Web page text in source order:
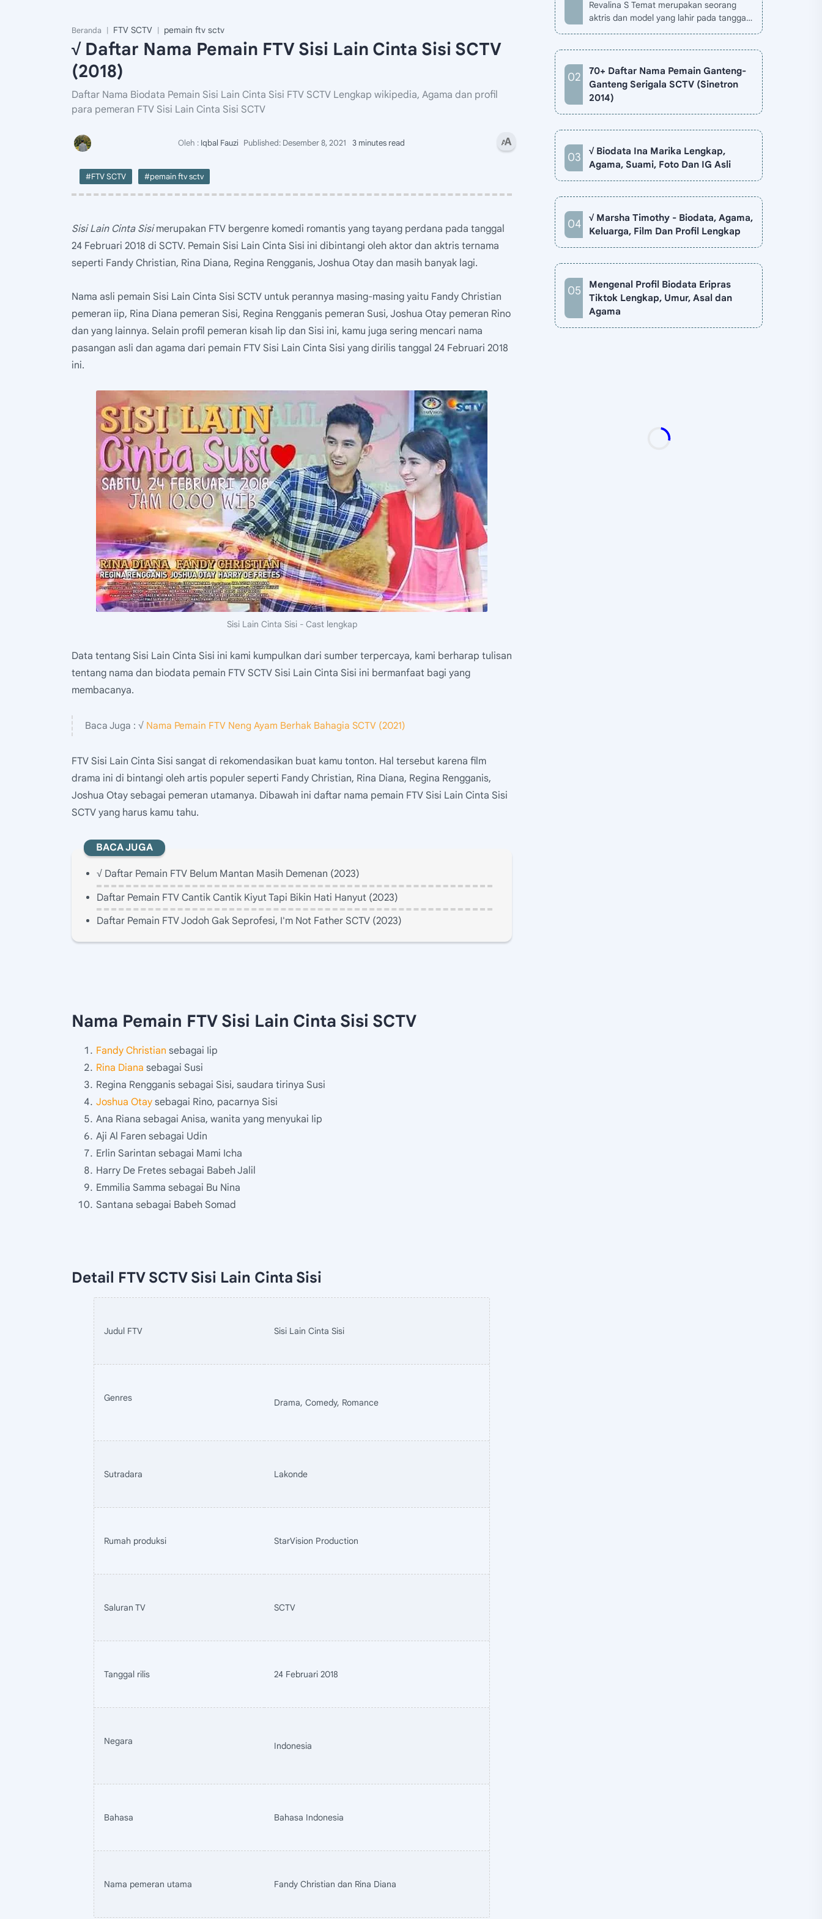
Beranda FTV SCTV pemain ftv sctv
√ Daftar Nama Pemain FTV Sisi Lain Cinta Sisi SCTV
(2018)
Daftar Nama Biodata Pemain Sisi Lain Cinta Sisi FTV SCTV Lengkap wikipedia, Agama dan profil
para pemeran FTV Sisi Lain Cinta Sisi SCTV
3 minutes read
#FTV SCTV #pemain ftv sctv
Sisi Lain Cinta Sisimerupakan FTV bergenre komedi romantis yang tayang perdana pada tanggal
24 Februari 2018 di SCTV. Pemain Sisi Lain Cinta Sisi ini dibintangi oleh aktor dan aktris ternama
seperti Fandy Christian, Rina Diana, Regina Rengganis, Joshua Otay dan masih banyak lagi.
Nama asli pemain Sisi Lain Cinta Sisi SCTV untuk perannya masing-masing yaitu Fandy Christian
pemeran iip, Rina Diana pemeran Sisi, Regina Rengganis pemeran Susi, Joshua Otay pemeran Rino
dan yang lainnya. Selain profil pemeran kisah lip dan Sisi ini, kamu juga sering mencari nama
pasangan asli dan agama dari pemain FTV Sisi Lain Cinta Sisi yang dirilis tanggal 24 Februari 2018
ini.
Sisi Lain Cinta Sisi - Cast lengkap
Data tentang Sisi Lain Cinta Sisi ini kami kumpulkan dari sumber terpercaya, kami berharap tulisan
tentang nama dan biodata pemain FTV SCTV Sisi Lain Cinta Sisi ini bermanfaat bagi yang
membacanya.
Baca Juga : √ Nama Pemain FTV Neng Ayam Berhak Bahagia SCTV (2021)
FTV Sisi Lain Cinta Sisi sangat di rekomendasikan buat kamu tonton. Hal tersebut karena film
drama ini di bintangi oleh artis populer seperti Fandy Christian, Rina Diana, Regina Rengganis,
Joshua Otay sebagai pemeran utamanya. Dibawah ini daftar nama pemain FTV Sisi Lain Cinta Sisi
SCTV yang harus kamu tahu.
BACA JUGA
√ Daftar Pemain FTV Belum Mantan Masih Demenan (2023)
Daftar Pemain FTV Cantik Cantik Kiyut Tapi Bikin Hati Hanyut (2023)
Daftar Pemain FTV Jodoh Gak Seprofesi, I'm Not Father SCTV (2023)
Nama Pemain FTV Sisi Lain Cinta Sisi SCTV
Fandy Christian sebagai Iip
Rina Diana sebagai Susi
Regina Rengganis sebagai Sisi, saudara tirinya Susi
Joshua Otay sebagai Rino, pacarnya Sisi
Ana Riana sebagai Anisa, wanita yang menyukai Iip
Aji Al Faren sebagai Udin
Erlin Sarintan sebagai Mami Icha
Harry De Fretes sebagai Babeh Jalil
Emmilia Samma sebagai Bu Nina
Santana sebagai Babeh Somad
Detail FTV SCTV Sisi Lain Cinta Sisi
Judul FTV Sisi Lain Cinta Sisi
Genres Drama, Comedy, Romance
Sutradara Lakonde
Rumah produksi StarVision Production
Saluran TV SCTV
Tanggal rilis 24 Februari 2018
Negara Indonesia
Bahasa Bahasa Indonesia
Nama pemeran utama Fandy Christian dan Rina Diana
Revalina S Temat merupakan seorang
aktris dan model yang lahir pada tanggal
70+ Daftar Nama Pemain Ganteng-
Ganteng Serigala SCTV (Sinetron
2014)
√ Biodata Ina Marika Lengkap,
Agama, Suami, Foto Dan IG Asli
√ Marsha Timothy - Biodata, Agama,
Keluarga, Film Dan Profil Lengkap
Mengenal Profil Biodata Eripras
Tiktok Lengkap, Umur, Asal dan
Agama